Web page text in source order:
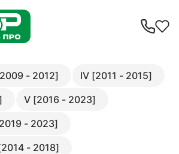
- 2012]
IV [2011 - 2015]
V [2016 - 2023]
- 2023]
- 2018]